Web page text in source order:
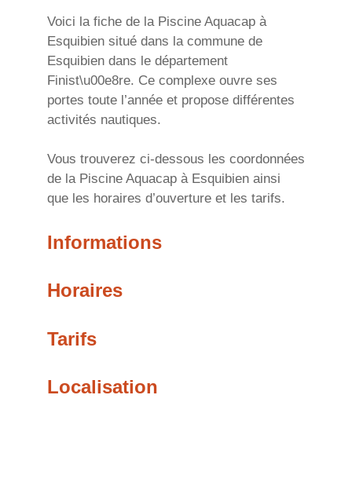
Voici la fiche de la Piscine Aquacap à
Esquibien situé dans la commune de
Esquibien dans le département
Finist\u00e8re. Ce complexe ouvre ses
portes toute l’année et propose différentes
activités nautiques.
Vous trouverez ci-dessous les coordonnées
de la Piscine Aquacap à Esquibien ainsi
que les horaires d’ouverture et les tarifs.
Informations
Horaires
Tarifs
Localisation